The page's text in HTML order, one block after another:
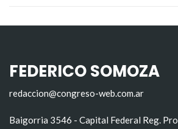
FEDERICO SOMOZA
redaccion@congreso-web.com.ar
Baigorria 3546 - Capital Federal Reg.